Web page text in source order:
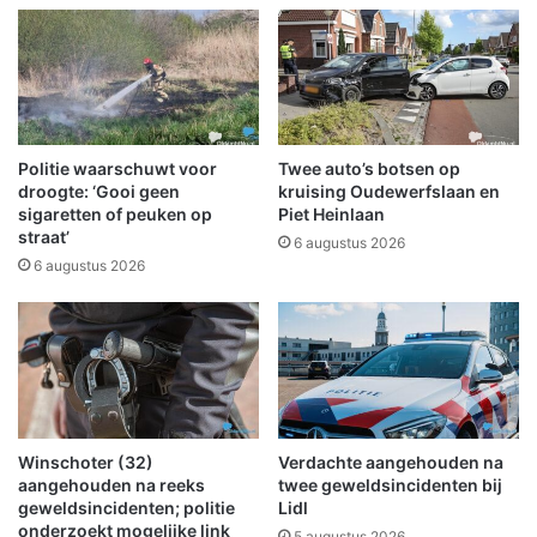
o
r
j
a
a
r
s
v
a
k
a
t
e
d
d
e
n
Politie waarschuwt voor
droogte: ‘Gooi geen
sigaretten of peuken op
straat’
6 augustus 2026
Twee auto’s botsen op
kruising Oudewerfslaan en
Piet Heinlaan
6 augustus 2026
Winschoter (32)
aangehouden na reeks
geweldsincidenten; politie
onderzoekt mogelijke link
Verdachte aangehouden na
twee geweldsincidenten bij
Lidl